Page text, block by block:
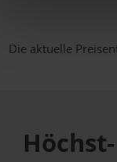
Die aktuelle